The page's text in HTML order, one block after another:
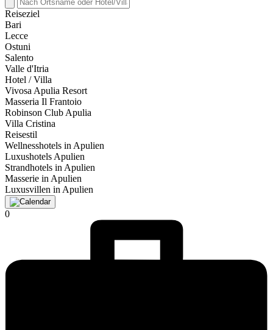
Reiseziel
Bari
Lecce
Ostuni
Salento
Valle d'Itria
Hotel / Villa
Vivosa Apulia Resort
Masseria Il Frantoio
Robinson Club Apulia
Villa Cristina
Reisestil
Wellnesshotels in Apulien
Luxushotels Apulien
Strandhotels in Apulien
Masserie in Apulien
Luxusvillen in Apulien
0